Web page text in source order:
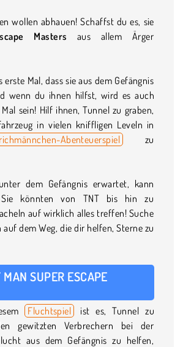
wollen abhauen! Schaffst du es, sie
Masters aus allem Ärger
erste Mal, dass sie aus dem Gefängnis
wenn du ihnen hilfst, wird es auch
sein! Hilf ihnen, Tunnel zu graben,
in vielen kniffligen Leveln in
Abenteuerspiel
zu
dem Gefängnis erwartet, kann
Sie könnten von TNT bis hin zu
auf wirklich alles treffen! Suche
auf dem Weg, die dir helfen, Sterne zu
SUPER ESCAPE
Fluchtspiel
ist es, Tunnel zu
gewitzten Verbrechern bei der
aus dem Gefängnis zu helfen,